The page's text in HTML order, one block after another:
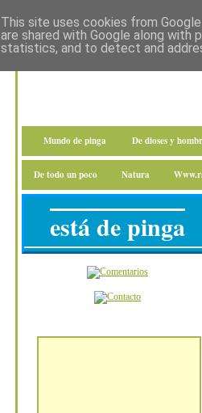
Mundo de pinga De dioses y
De todo un poco Natura
está de pinga
This site uses cookies from
are shared with Google along with
statistics, and to detect and